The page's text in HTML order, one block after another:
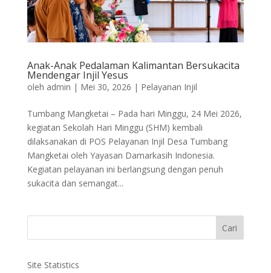
Anak-Anak Pedalaman Kalimantan Bersukacita
Mendengar Injil Yesus
oleh admin | Mei 30, 2026 | Pelayanan Injil
Tumbang Mangketai – Pada hari Minggu, 24 Mei 2026,
kegiatan Sekolah Hari Minggu (SHM) kembali
dilaksanakan di POS Pelayanan Injil Desa Tumbang
Mangketai oleh Yayasan Damarkasih Indonesia.
Kegiatan pelayanan ini berlangsung dengan penuh
sukacita dan semangat...
Cari
Site Statistics